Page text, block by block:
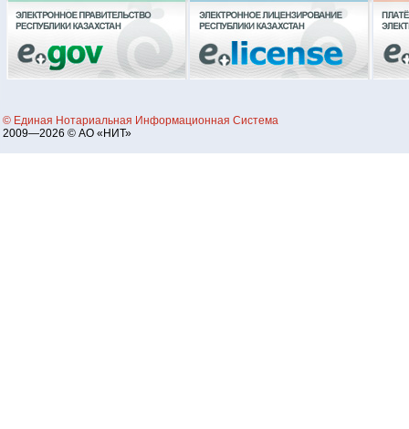
© Единая Нотариальная Информационная Система
2009—2026 © АО «НИТ»